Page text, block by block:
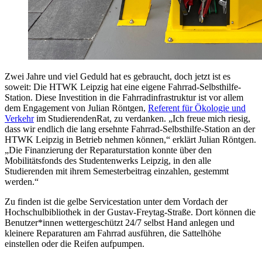
Zwei Jahre und viel Geduld hat es gebraucht, doch jetzt ist es
soweit: Die HTWK Leipzig hat eine eigene Fahrrad-Selbsthilfe-
Station. Diese Investition in die Fahrradinfrastruktur ist vor allem
dem Engagement von Julian Röntgen, Referent für Ökologie und
Verkehrim StudierendenRat, zu verdanken. „Ich freue mich riesig,
dass wir endlich die lang ersehnte Fahrrad-Selbsthilfe-Station an der
HTWK Leipzig in Betrieb nehmen können,“ erklärt Julian Röntgen.
„Die Finanzierung der Reparaturstation konnte über den
Mobilitätsfonds des Studentenwerks Leipzig, in den alle
Studierenden mit ihrem Semesterbeitrag einzahlen, gestemmt
werden.“
Zu finden ist die gelbe Servicestation unter dem Vordach der
Hochschulbibliothek in der Gustav-Freytag-Straße. Dort können die
Benutzer*innen wettergeschützt 24/7 selbst Hand anlegen und
kleinere Reparaturen am Fahrrad ausführen, die Sattelhöhe
einstellen oder die Reifen aufpumpen.